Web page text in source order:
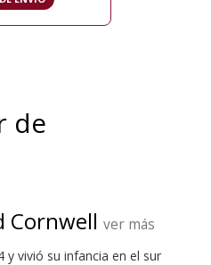
de
Cornwell ver más
y vivió su infancia en el sur